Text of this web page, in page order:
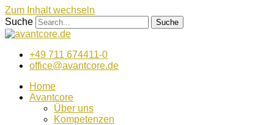
Zum Inhalt wechseln
Suche
Suche
+49 711 674411-0
office@avantcore.de
Home
Avantcore
Über uns
Kompetenzen